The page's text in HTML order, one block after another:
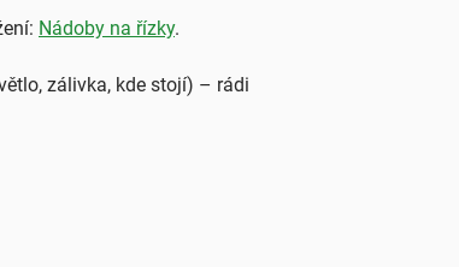
Nádoby na řízky.
zálivka, kde stojí) – rádi